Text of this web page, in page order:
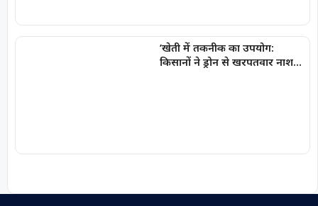
’खेती में तकनीक का उपयोग:
किसानों ने ड्रोन से खरपतवार नाशक